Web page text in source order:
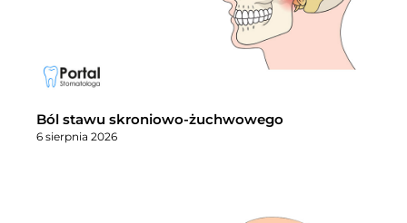
Ból stawu skroniowo-żuchwowego
6 sierpnia 2026